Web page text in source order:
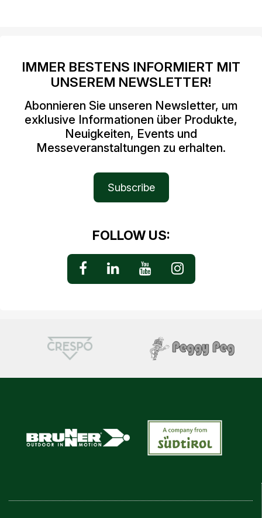
IMMER BESTENS INFORMIERT MIT
UNSEREM NEWSLETTER!
Abonnieren Sie unseren Newsletter, um
exklusive Informationen über Produkte,
Neuigkeiten, Events und
Messeveranstaltungen zu erhalten.
Subscribe
FOLLOW US: